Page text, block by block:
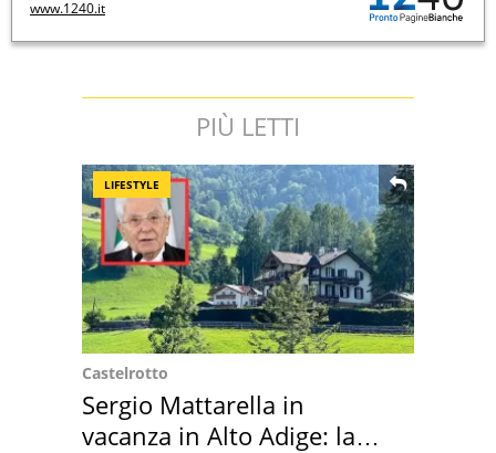
www.1240.it
PIÙ LETTI
LIFESTYLE
Castelrotto
Sergio Mattarella in
vacanza in Alto Adige: la